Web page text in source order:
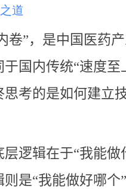
道
卷”，是中国医药
国内传统“速度至
考的是如何建立
逻辑在于“我能做
是“我能做好哪个